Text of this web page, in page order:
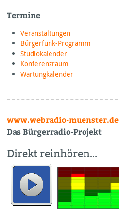
Termine
Veranstaltungen
Bürgerfunk-Programm
Studiokalender
Konferenzraum
Wartungkalender
www.webradio-muenster.de
Das Bürgerradio-Projekt
Direkt reinhören…